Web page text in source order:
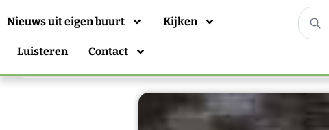
Nieuws uit eigen buurt Kijken
Luisteren Contact